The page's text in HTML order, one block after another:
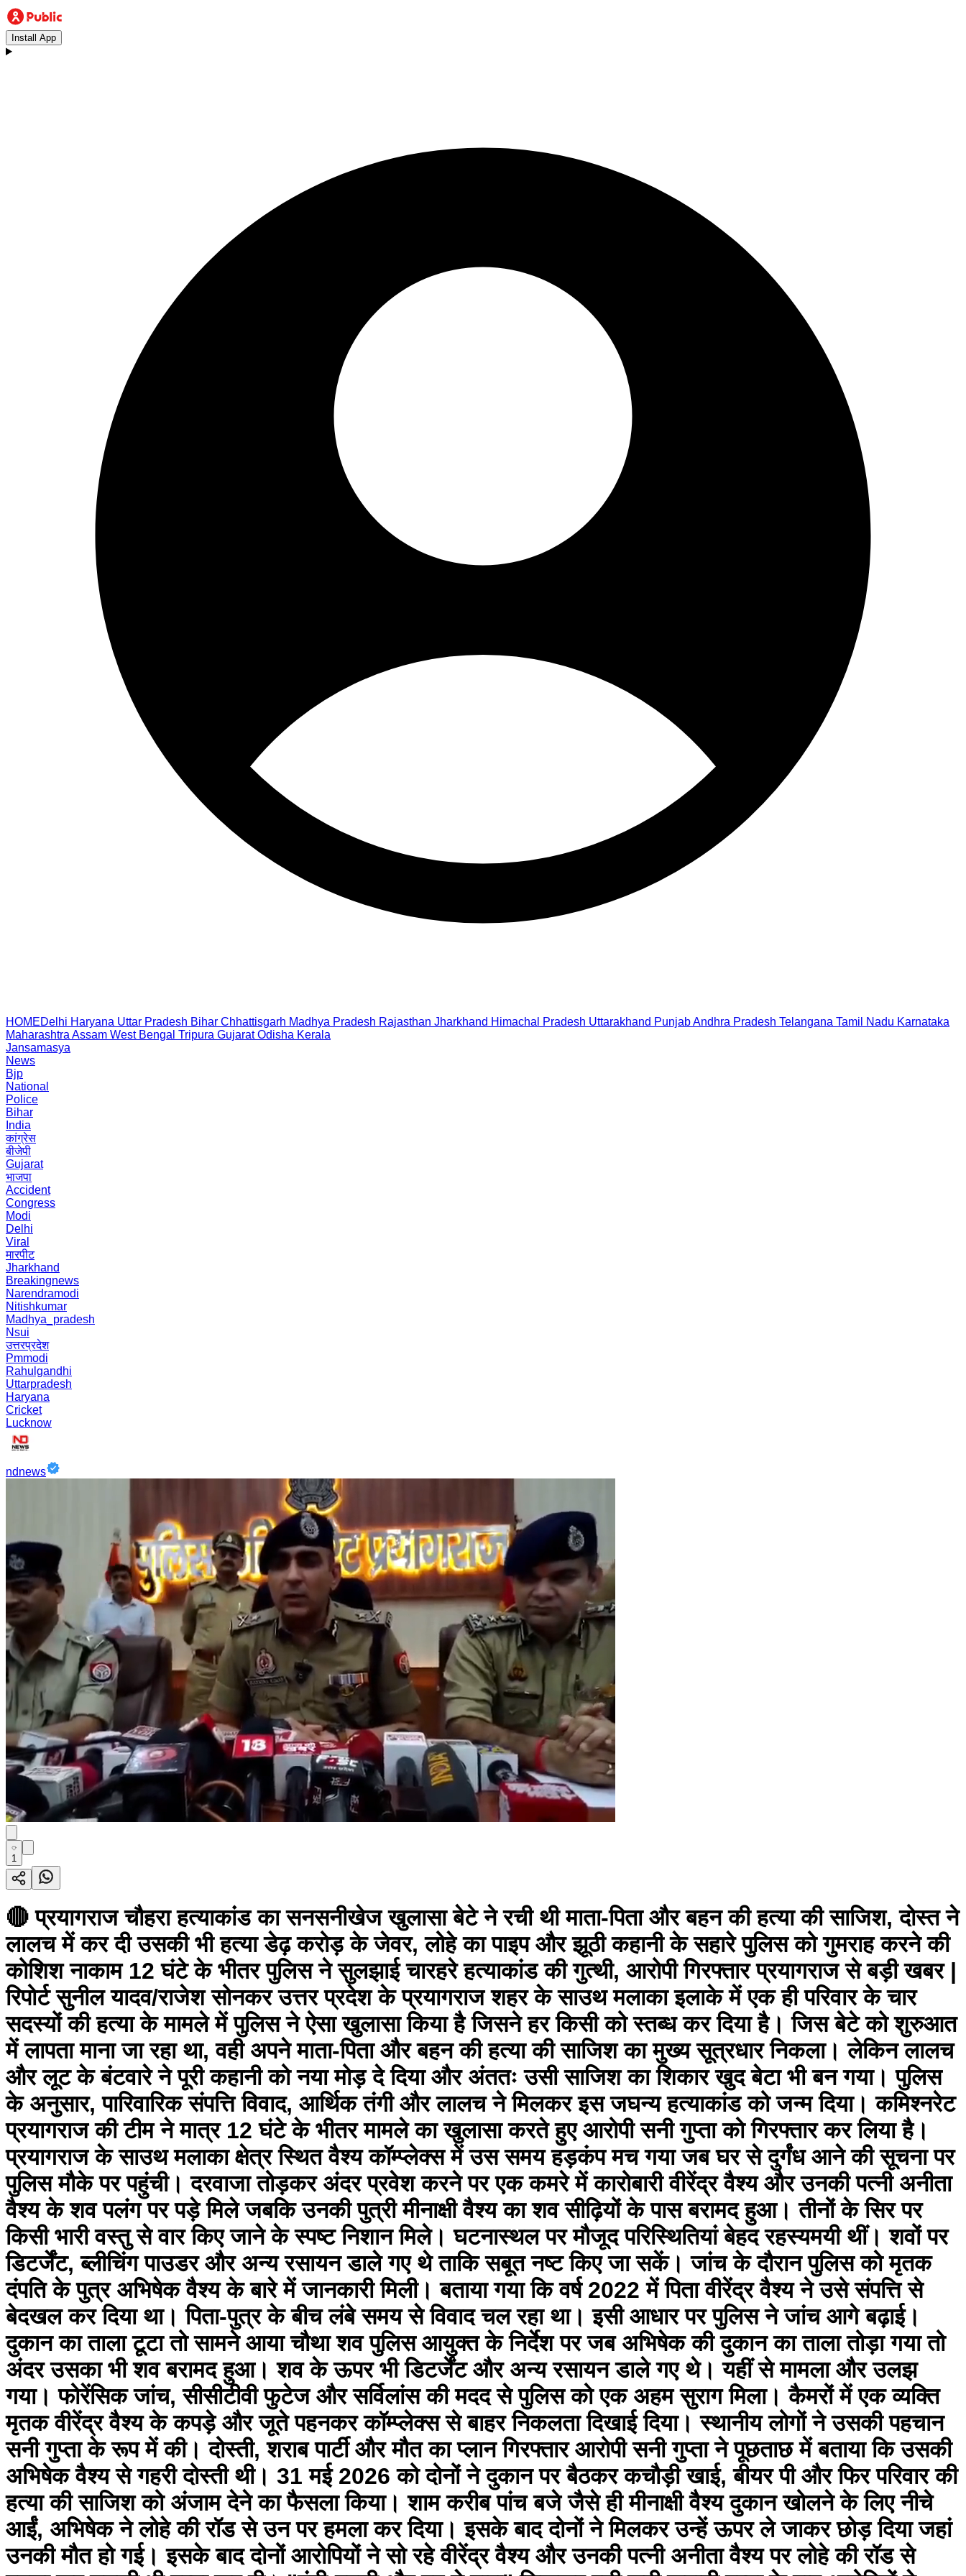
Install App
HOMEDelhi Haryana Uttar Pradesh Bihar Chhattisgarh Madhya Pradesh Rajasthan Jharkhand Himachal Pradesh Uttarakhand PunjabAndhra Pradesh Telangana Tamil Nadu Karnataka
Maharashtra Assam West Bengal Tripura Gujarat Odisha Kerala
Jansamasya
News
Bjp
National
Police
Bihar
India
कांग्रेस
बीजेपी
Gujarat
भाजपा
Accident
Congress
Modi
Delhi
Viral
मारपीट
Jharkhand
Breakingnews
Narendramodi
Nitishkumar
Madhya_pradesh
Nsui
उत्तरप्रदेश
Pmmodi
Rahulgandhi
Uttarpradesh
Haryana
Cricket
Lucknow
ndnews
1
🔴 प्रयागराज चौहरा हत्याकांड का सनसनीखेज खुलासा बेटे ने रची थी माता-पिता और बहन की हत्या की साजिश, दोस्त ने
लालच में कर दी उसकी भी हत्या डेढ़ करोड़ के जेवर, लोहे का पाइप और झूठी कहानी के सहारे पुलिस को गुमराह करने की
कोशिश नाकाम 12 घंटे के भीतर पुलिस ने सुलझाई चारहरे हत्याकांड की गुत्थी, आरोपी गिरफ्तार प्रयागराज से बड़ी खबर |
रिपोर्ट सुनील यादव/राजेश सोनकर उत्तर प्रदेश के प्रयागराज शहर के साउथ मलाका इलाके में एक ही परिवार के चार
सदस्यों की हत्या के मामले में पुलिस ने ऐसा खुलासा किया है जिसने हर किसी को स्तब्ध कर दिया है। जिस बेटे को शुरुआत
में लापता माना जा रहा था, वही अपने माता-पिता और बहन की हत्या की साजिश का मुख्य सूत्रधार निकला। लेकिन लालच
और लूट के बंटवारे ने पूरी कहानी को नया मोड़ दे दिया और अंततः उसी साजिश का शिकार खुद बेटा भी बन गया। पुलिस
के अनुसार, पारिवारिक संपत्ति विवाद, आर्थिक तंगी और लालच ने मिलकर इस जघन्य हत्याकांड को जन्म दिया। कमिश्नरेट
प्रयागराज की टीम ने मात्र 12 घंटे के भीतर मामले का खुलासा करते हुए आरोपी सनी गुप्ता को गिरफ्तार कर लिया है।
प्रयागराज के साउथ मलाका क्षेत्र स्थित वैश्य कॉम्प्लेक्स में उस समय हड़कंप मच गया जब घर से दुर्गंध आने की सूचना पर
पुलिस मौके पर पहुंची। दरवाजा तोड़कर अंदर प्रवेश करने पर एक कमरे में कारोबारी वीरेंद्र वैश्य और उनकी पत्नी अनीता
वैश्य के शव पलंग पर पड़े मिले जबकि उनकी पुत्री मीनाक्षी वैश्य का शव सीढ़ियों के पास बरामद हुआ। तीनों के सिर पर
किसी भारी वस्तु से वार किए जाने के स्पष्ट निशान मिले। घटनास्थल पर मौजूद परिस्थितियां बेहद रहस्यमयी थीं। शवों पर
डिटर्जेंट, ब्लीचिंग पाउडर और अन्य रसायन डाले गए थे ताकि सबूत नष्ट किए जा सकें। जांच के दौरान पुलिस को मृतक
दंपति के पुत्र अभिषेक वैश्य के बारे में जानकारी मिली। बताया गया कि वर्ष 2022 में पिता वीरेंद्र वैश्य ने उसे संपत्ति से
बेदखल कर दिया था। पिता-पुत्र के बीच लंबे समय से विवाद चल रहा था। इसी आधार पर पुलिस ने जांच आगे बढ़ाई।
दुकान का ताला टूटा तो सामने आया चौथा शव पुलिस आयुक्त के निर्देश पर जब अभिषेक की दुकान का ताला तोड़ा गया तो
अंदर उसका भी शव बरामद हुआ। शव के ऊपर भी डिटर्जेंट और अन्य रसायन डाले गए थे। यहीं से मामला और उलझ
गया। फोरेंसिक जांच, सीसीटीवी फुटेज और सर्विलांस की मदद से पुलिस को एक अहम सुराग मिला। कैमरों में एक व्यक्ति
मृतक वीरेंद्र वैश्य के कपड़े और जूते पहनकर कॉम्प्लेक्स से बाहर निकलता दिखाई दिया। स्थानीय लोगों ने उसकी पहचान
सनी गुप्ता के रूप में की। दोस्ती, शराब पार्टी और मौत का प्लान गिरफ्तार आरोपी सनी गुप्ता ने पूछताछ में बताया कि उसकी
अभिषेक वैश्य से गहरी दोस्ती थी। 31 मई 2026 को दोनों ने दुकान पर बैठकर कचौड़ी खाई, बीयर पी और फिर परिवार की
हत्या की साजिश को अंजाम देने का फैसला किया। शाम करीब पांच बजे जैसे ही मीनाक्षी वैश्य दुकान खोलने के लिए नीचे
आईं, अभिषेक ने लोहे की रॉड से उन पर हमला कर दिया। इसके बाद दोनों ने मिलकर उन्हें ऊपर ले जाकर छोड़ दिया जहां
उनकी मौत हो गई। इसके बाद दोनों आरोपियों ने सो रहे वीरेंद्र वैश्य और उनकी पत्नी अनीता वैश्य पर लोहे की रॉड से